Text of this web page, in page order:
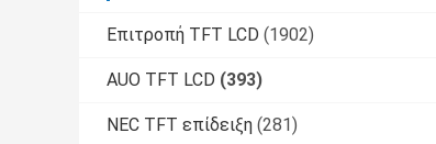
Επιτροπή TFT LCD (1902)
AUO TFT LCD (393)
NEC TFT επίδειξη (281)